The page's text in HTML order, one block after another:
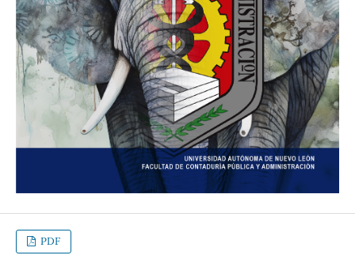
PDF